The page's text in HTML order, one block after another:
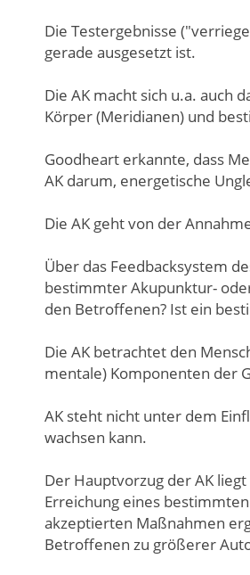
Die Testergebnisse
gerade ausgesetzt ist.
Die AK macht sich u.a. auch
Körper (Meridianen) und
Goodheart erkannte, dass
AK darum, energetische
Die AK geht von der
Über das Feedbacksystem
bestimmter Akupunktur-
den Betroffenen? Ist ein
Die AK betrachtet den
mentale) Komponenten der
AK steht nicht unter dem
wachsen kann.
Der Hauptvorzug der AK
Erreichung eines
akzeptierten Maßnahmen
Betroffenen zu größerer